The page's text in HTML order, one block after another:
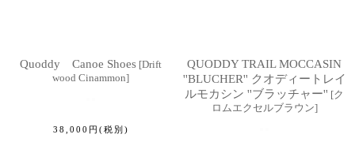
Quoddy Canoe Shoes [Drift
wood Cinammon]
38,000 円 (税別)
QUODDY TRAIL MOCCASIN
''BLUCHER'' クオディートレイ
ルモカシン ''ブラッチャー'' [ク
ロムエクセルブラウン]